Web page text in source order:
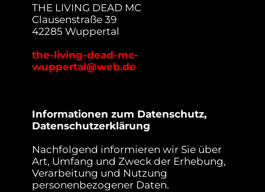
THE LIVING DEAD MC
Clausenstraße 39
42285 Wuppertal
the-living-dead-mc-
wuppertal@web.de
Informationen zum Datenschutz,
Datenschutzerklärung
Nachfolgend informieren wir Sie über
Art, Umfang und Zweck der Erhebung,
Verarbeitung und Nutzung
personenbezogener Daten.